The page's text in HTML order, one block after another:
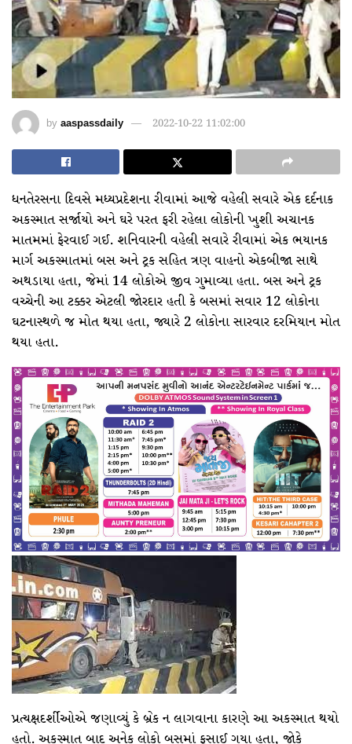
by aaspassdaily 2022-10-22 11:02:00
ધનતેરસના દિવસે મધ્યપ્રદેશના રીવામાં આજે વહેલી સવારે એક દર્દનાક
અકસ્માત સર્જાયો અને ઘરે પરત ફરી રહેલા લોકોની ખુશી અચાનક
માતમમાં ફેરવાઈ ગઈ. શનિવારની વહેલી સવારે રીવામાં એક ભયાનક
માર્ગ અકસ્માતમાં બસ અને ટ્રક સહિત ત્રણ વાહનો એકબીજા સાથે
અથડાયા હતા, જેમાં 14 લોકોએ જીવ ગુમાવ્યા હતા. બસ અને ટ્રક
વચ્ચેની આ ટક્કર એટલી જોરદાર હતી કે બસમાં સવાર 12 લોકોના
ઘટનાસ્થળે જ મોત થયા હતા, જ્યારે 2 લોકોના સારવાર દરમિયાન મોત
થયા હતા.
પ્રત્યક્ષદર્શીઓએ જણાવ્યું કે બ્રેક ન લાગવાના કારણે આ અકસ્માત થયો
હતો. અકસ્માત બાદ અનેક લોકો બસમાં ફસાઈ ગયા હતા, જોકે